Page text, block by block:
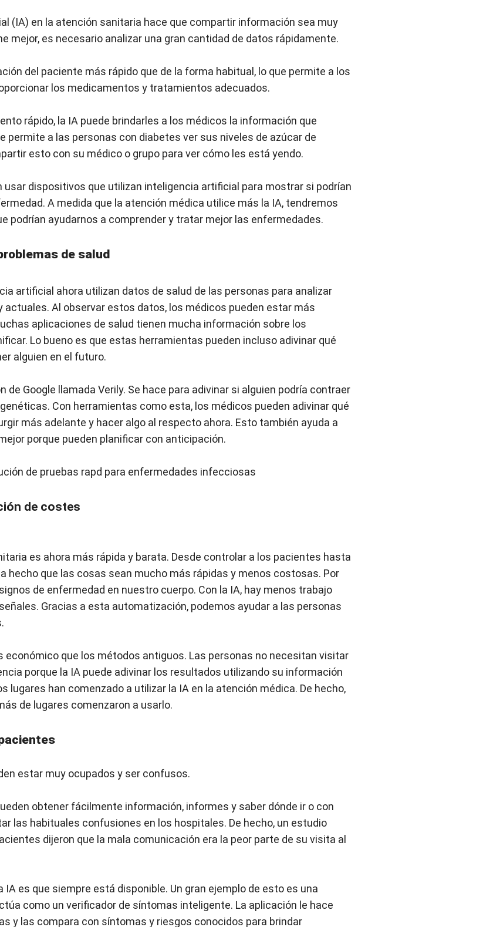
(IA) en la atención sanitaria hace que compartir información sea muy
mejor, es necesario analizar una gran cantidad de datos rápidamente.
del paciente más rápido que de la forma habitual, lo que permite a los
los medicamentos y tratamientos adecuados.
rápido, la IA puede brindarles a los médicos la información que
permite a las personas con diabetes ver sus niveles de azúcar de
esto con su médico o grupo para ver cómo les está yendo.
usar dispositivos que utilizan inteligencia artificial para mostrar si podrían
A medida que la atención médica utilice más la IA, tendremos
podrían ayudarnos a comprender y tratar mejor las enfermedades.
de salud
artificial ahora utilizan datos de salud de las personas para analizar
actuales. Al observar estos datos, los médicos pueden estar más
aplicaciones de salud tienen mucha información sobre los
Lo bueno es que estas herramientas pueden incluso adivinar qué
alguien en el futuro.
de Google llamada Verily. Se hace para adivinar si alguien podría contraer
Con herramientas como esta, los médicos pueden adivinar qué
más adelante y hacer algo al respecto ahora. Esto también ayuda a
porque pueden planificar con anticipación.
de pruebas rapd para enfermedades infecciosas
de costes
es ahora más rápida y barata. Desde controlar a los pacientes hasta
hecho que las cosas sean mucho más rápidas y menos costosas. Por
de enfermedad en nuestro cuerpo. Con la IA, hay menos trabajo
Gracias a esta automatización, podemos ayudar a las personas
económico que los métodos antiguos. Las personas no necesitan visitar
porque la IA puede adivinar los resultados utilizando su información
lugares han comenzado a utilizar la IA en la atención médica. De hecho,
de lugares comenzaron a usarlo.
estar muy ocupados y ser confusos.
obtener fácilmente información, informes y saber dónde ir o con
las habituales confusiones en los hospitales. De hecho, un estudio
dijeron que la mala comunicación era la peor parte de su visita al
es que siempre está disponible. Un gran ejemplo de esto es una
como un verificador de síntomas inteligente. La aplicación le hace
y las compara con síntomas y riesgos conocidos para brindar